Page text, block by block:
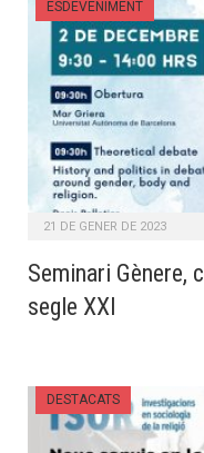
ESDEVENIMENT
21 DE GENER DE 2023
Seminari Gènere,
segle XXI
DESTACATS